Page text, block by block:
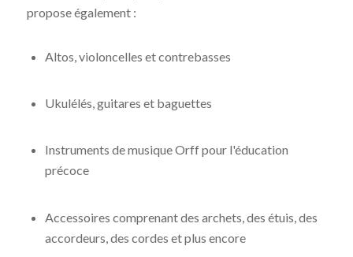
propose également :
Altos, violoncelles et contrebasses
Ukulélés, guitares et baguettes
Instruments de musique Orff pour l'éducation
précoce
Accessoires comprenant des archets, des étuis, des
accordeurs, des cordes et plus encore